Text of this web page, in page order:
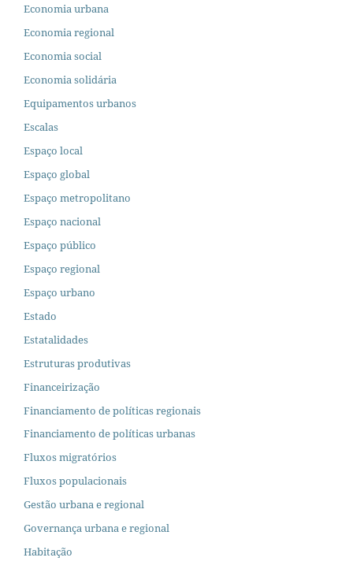
Economia urbana
Economia regional
Economia social
Economia solidária
Equipamentos urbanos
Escalas
Espaço local
Espaço global
Espaço metropolitano
Espaço nacional
Espaço público
Espaço regional
Espaço urbano
Estado
Estatalidades
Estruturas produtivas
Financeirização
Financiamento de políticas regionais
Financiamento de políticas urbanas
Fluxos migratórios
Fluxos populacionais
Gestão urbana e regional
Governança urbana e regional
Habitação